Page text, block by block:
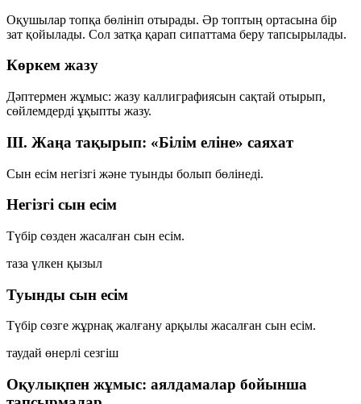
Оқушылар топқа бөлініп отырады. Әр топтың ортасына бір
зат қойылады. Сол затқа қарап сипаттама беру тапсырылады.
Көркем жазу
Дәптермен жұмыс: жазу каллиграфиясын сақтай отырып,
сөйлемдерді ұқыпты жазу.
III. Жаңа тақырып: «Білім еліне» саяхат
Сын есім негізгі және туынды болып бөлінеді.
Негізгі сын есім
Түбір сөзден жасалған сын есім.
таза үлкен қызыл
Туынды сын есім
Түбір сөзге жұрнақ жалғану арқылы жасалған сын есім.
таудай өнерлі сезгіш
Оқулықпен жұмыс: аялдамалар бойынша